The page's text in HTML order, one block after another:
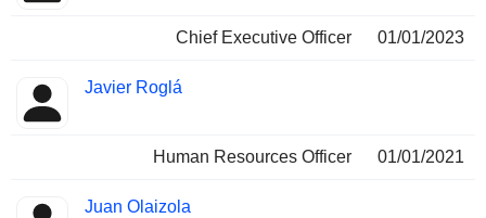
Chief Executive Officer 01/01/2023
Javier Roglá
Human Resources Officer 01/01/2021
Juan Olaizola